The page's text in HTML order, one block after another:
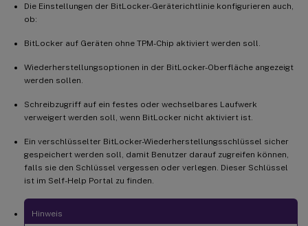
Die Einstellungen der BitLocker-Geräterichtlinie konfigurieren auch,
ob:
BitLocker auf Geräten ohne TPM-Chip aktiviert werden soll.
Wiederherstellungsoptionen in der BitLocker-Oberfläche angezeigt
werden sollen.
Schreibzugriff auf ein festes oder wechselbares Laufwerk
verweigert werden soll, wenn BitLocker nicht aktiviert ist.
Ein verschlüsselter BitLocker-Wiederherstellungsschlüssel sicher
gespeichert werden soll, damit Benutzer darauf zugreifen können,
falls sie den Schlüssel vergessen oder verlegen. Dieser Schlüssel
ist im Self-Help Portal zu finden.
Hinweis